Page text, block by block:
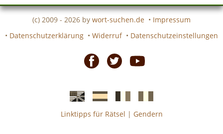
(c) 2009 - 2026 by wort-suchen.de • Impressum
• Datenschutzerklärung • Widerruf • Datenschutzeinstellungen
EnglischeSpanischefranzösicheitalienische
Linktipps für Rätsel | Gendern